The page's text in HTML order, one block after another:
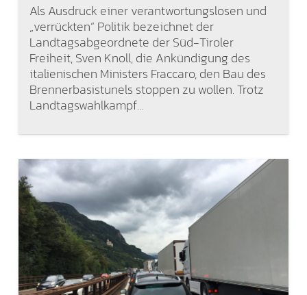
Als Ausdruck einer verantwortungslosen und
„verrückten“ Politik bezeichnet der
Landtagsabgeordnete der Süd-Tiroler
Freiheit, Sven Knoll, die Ankündigung des
italienischen Ministers Fraccaro, den Bau des
Brennerbasistunels stoppen zu wollen. Trotz
Landtagswahlkampf…